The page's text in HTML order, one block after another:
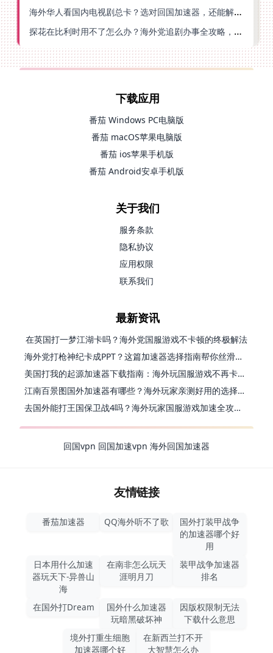
海外华人看国内电视剧总卡？选对回国加速器，还能解决菲律宾打不开反诈中心的问题
探花在比利时用不了怎么办？海外党追剧办事全攻略，选对加速器就够了
下载应用
番茄 Windows PC电脑版
番茄 macOS苹果电脑版
番茄 ios苹果手机版
番茄 Android安卓手机版
关于我们
服务条款
隐私协议
应用权限
联系我们
最新资讯
在英国打一梦江湖卡吗？海外党国服游戏不卡顿的终极解法
海外党打枪神纪卡成PPT？这篇加速器选择指南帮你丝滑上分
美国打我的起源加速器下载指南：海外玩国服游戏不再卡的终极方案
江南百景图国外加速器有哪些？海外玩家亲测好用的选择与避坑指南
去国外能打王国保卫战4吗？海外玩家国服游戏加速全攻略（附公主连结幻想江湖实测）
回国vpn 回国加速vpn 海外回国加速器
友情链接
番茄加速器 QQ海外听不了歌
国外打装甲战争
的加速器哪个好
用
日本用什么加速
器玩天下-异兽山
海
在南非怎么玩天
涯明月刀
装甲战争加速器
排名
在国外打Dream
国外什么加速器
玩暗黑破坏神
因版权限制无法
下载什么意思
境外打重生细胞
加速器哪个好
在新西兰打不开
大智慧怎么办